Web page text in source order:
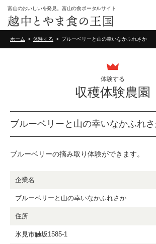
富山のおいしいを発見。富山の食ポータルサイト
ホーム 体験する ブルーベリーと山の幸いなかふれさか
体験する
収穫体験農園
ブルーベリーと山の幸いなかふれ
ブルーベリーの摘み取り体験ができます。
企業名
ブルーベリーと山の幸いなかふれさか
住所
氷見市触坂1585-1